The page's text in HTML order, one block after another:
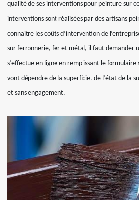
qualité de ses interventions pour peinture sur
interventions sont réalisées par des artisans
connaitre les coûts d’intervention de
sur ferronnerie, fer et métal, il faut demander
s’effectue en ligne en remplissant le formulaire
vont dépendre de la superficie, de l’état de la
et sans engagement.